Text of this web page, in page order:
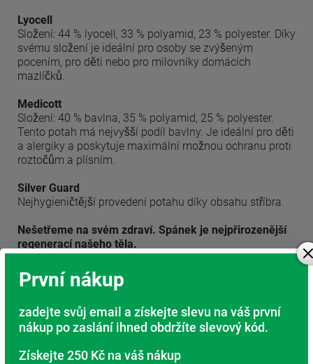
Lyocell
Složení: 44 % lyocell, 33 % polyamid, 23 % polyester. Díky
svému složení je ideální pro osoby se zvýšeným
pocením, pro děti nebo pro milovníky domácích
mazlíčků.
Medicott
Složení: 40 % bavlna, 35 % polyamid, 25 % polyester.
Tento potah má nejvyšší podíl bavlny. Je ideální pro děti
a alergiky a poskytuje maximální možnou ochranu proti
roztočům a plísním.
Silver Guard
Nejhygieničtější provedení potahu díky obsahu stříbra.
Nešetřeme na svém zdraví. Spánek je nejpřirozenější
regenerací našeho těla.
První nákup
zadejte svůj email a získejte slevu na váš první
nákup po zaslání ihned obdržíte slevový kód.
Získejte 250 Kč na váš nákup